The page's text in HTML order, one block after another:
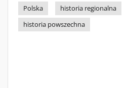
Polska
historia regionalna
historia powszechna